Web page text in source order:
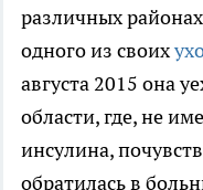
различных
одного из своих
августа 2015 она
области, где, не
инсулина,
обратилась в